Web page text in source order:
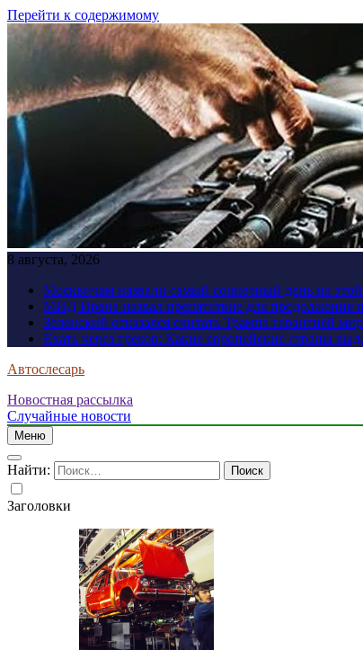
Перейти к содержимому
8 августа, 2026
Москвичам назвали самый солнечный день на этой
МИД Ирана назвал препятствие для продолжения
Зеленский отказался считать Трампа гарантией
Ехать через греков: Какие европейские страны
Автослесарь
Новостная рассылка
Случайные новости
Меню
Найти:
Заголовки